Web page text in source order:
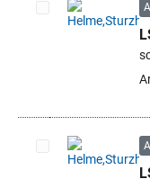
Artikel auswählen